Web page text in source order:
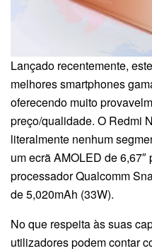
Lançado recentemente,
melhores smartphones
oferecendo muito
preço/qualidade. O Redmi
literalmente nenhum
um ecrã AMOLED de
processador Qualcomm
de 5,020mAh (33W).
No que respeita às suas
utilizadores podem contar